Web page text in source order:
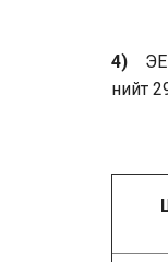
4)
нийт